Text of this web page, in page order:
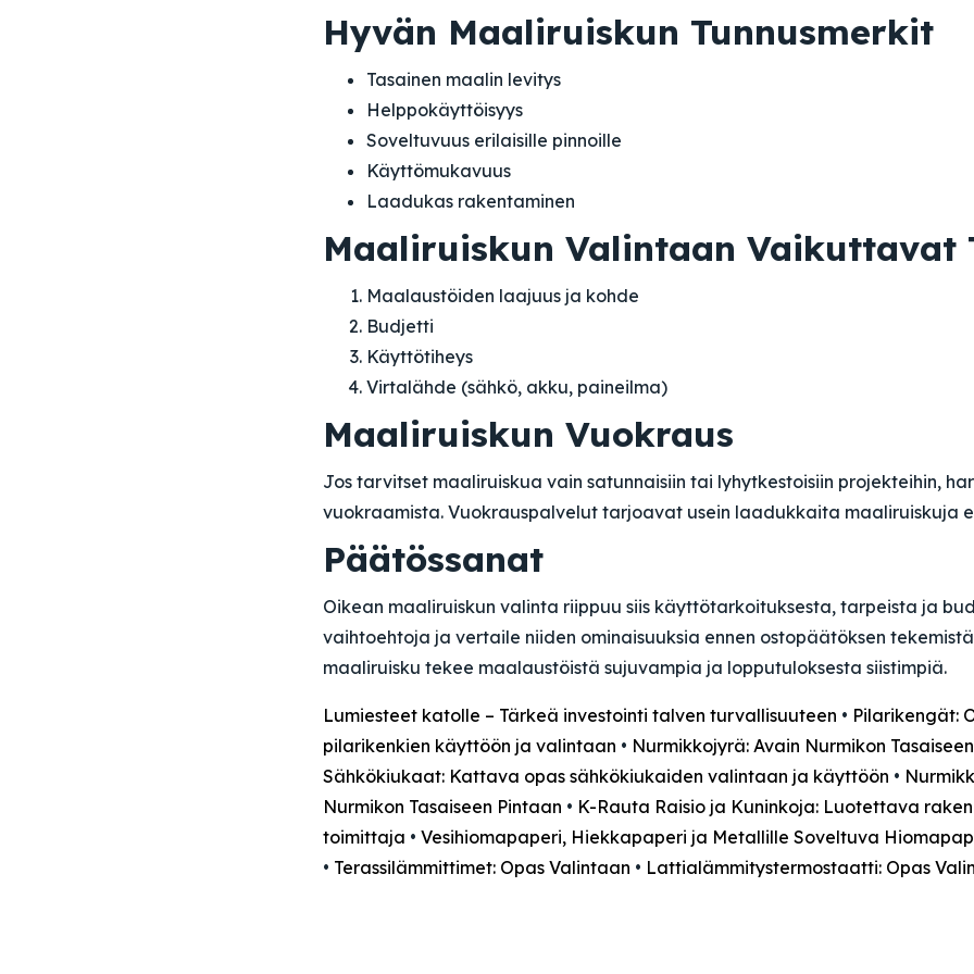
Hyvän Maaliruiskun Tunnusmerkit
Tasainen maalin levitys
Helppokäyttöisyys
Soveltuvuus erilaisille pinnoille
Käyttömukavuus
Laadukas rakentaminen
Maaliruiskun Valintaan Vaikuttavat
Maalaustöiden laajuus ja kohde
Budjetti
Käyttötiheys
Virtalähde (sähkö, akku, paineilma)
Maaliruiskun Vuokraus
Jos tarvitset maaliruiskua vain satunnaisiin tai lyhytkestoisiin projekteihin,
vuokraamista. Vuokrauspalvelut tarjoavat usein laadukkaita maaliruiskuja
Päätössanat
Oikean maaliruiskun valinta riippuu siis käyttötarkoituksesta, tarpeista ja
vaihtoehtoja ja vertaile niiden ominaisuuksia ennen ostopäätöksen
maaliruisku tekee maalaustöistä sujuvampia ja lopputuloksesta siistimpiä.
Lumiesteet katolle – Tärkeä investointi talven turvallisuuteen • Pilarikengät:
pilarikenkien käyttöön ja valintaan • Nurmikkojyrä: Avain Nurmikon
Sähkökiukaat: Kattava opas sähkökiukaiden valintaan ja käyttöön •
Nurmikon Tasaiseen Pintaan • K-Rauta Raisio ja Kuninkoja: Luotettava
toimittaja • Vesihiomapaperi, Hiekkapaperi ja Metallille Soveltuva
• Terassilämmittimet: Opas Valintaan • Lattialämmitystermostaatti: Opas